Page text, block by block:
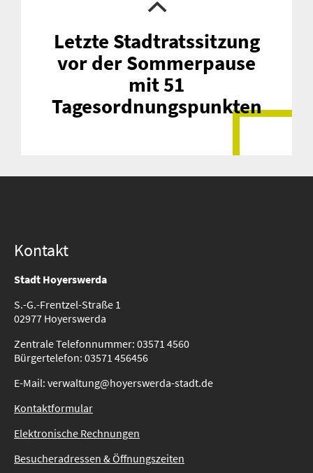
Letzte Stadtratssitzung
vor der Sommerpause
mit 51
Tagesordnungspunkten
Kontakt
Stadt Hoyerswerda
S.-G.-Frentzel-Straße 1
02977 Hoyerswerda
Zentrale Telefonnummer: 03571 4560
Bürgertelefon: 03571 456456
E-Mail: verwaltung@hoyerswerda-stadt.de
Kontaktformular
Elektronische Rechnungen
Besucheradressen & Öffnungszeiten